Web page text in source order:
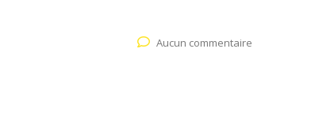
Aucun commentaire